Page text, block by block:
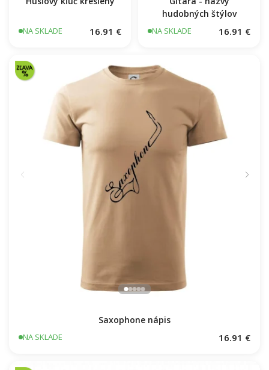
Husľový kľúč kreslený
NA SKLADE 16.91 €
Gitara - názvy
hudobných štýlov
NA SKLADE 16.91 €
Saxophone nápis
NA SKLADE 16.91 €